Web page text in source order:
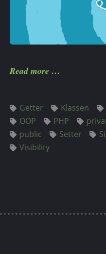
Read more
Getter Klassen
OOP
PHP
public
Setter
Visibility